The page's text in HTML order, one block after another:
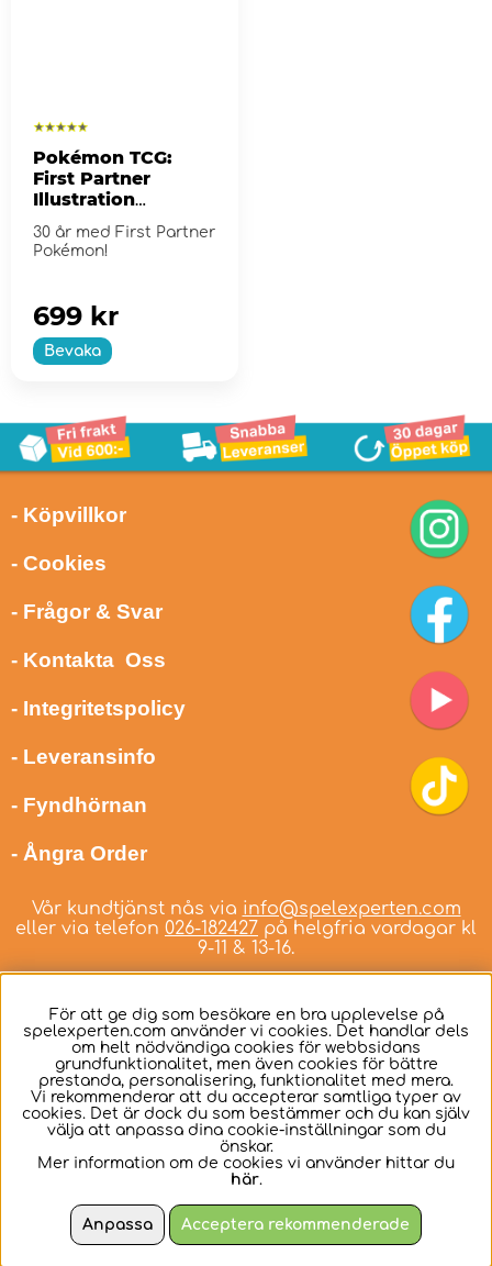
Pokémon TCG:
First Partner
Illustration
Collection - Series
2
30 år med First Partner
Pokémon!
Bevaka
699 kr
- Köpvillkor
- Cookies
- Frågor & Svar
- Kontakta Oss
- Integritetspolicy
- Leveransinfo
- Fyndhörnan
- Ångra Order
Vår kundtjänst nås via info@spelexperten.com
eller via telefon 026-182427 på helgfria vardagar kl
9-11 & 13-16.
Svenska
För att ge dig som besökare en bra upplevelse på
spelexperten.com använder vi cookies. Det handlar dels
om helt nödvändiga cookies för webbsidans
grundfunktionalitet, men även cookies för bättre
prestanda, personalisering, funktionalitet med mera.
Vi rekommenderar att du accepterar samtliga typer av
cookies. Det är dock du som bestämmer och du kan själv
välja att anpassa dina cookie-inställningar som du
önskar.
Mer information om de cookies vi använder hittar du
här.
Anpassa Acceptera rekommenderade